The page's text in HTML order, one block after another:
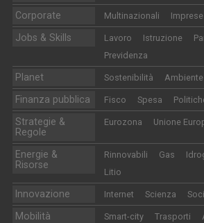
Corporate Multinazionali Imprese
Jobs & Skills Lavoro Istruzione
Previdenza
Planet Sostenibilità Ambiente
Finanza pubblica Fisco Spesa
Strategie &
Regole
Eurozona Unione
Energie &
Risorse
Rinnovabili Gas
Litio
Innovazione Internet Scienza
Mobilità Smart-city Trasporti